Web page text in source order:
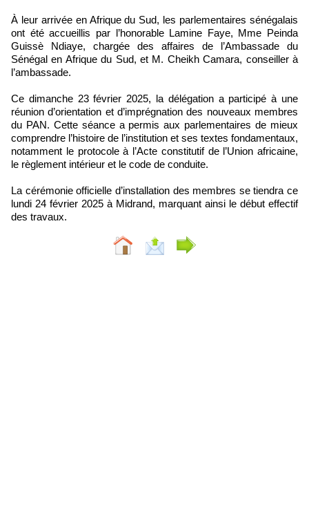
À leur arrivée en Afrique du Sud, les parlementaires sénégalais
ont été accueillis par l’honorable Lamine Faye, Mme Peinda
Guissè Ndiaye, chargée des affaires de l’Ambassade du
Sénégal en Afrique du Sud, et M. Cheikh Camara, conseiller à
l’ambassade.
Ce dimanche 23 février 2025, la délégation a participé à une
réunion d’orientation et d’imprégnation des nouveaux membres
du PAN. Cette séance a permis aux parlementaires de mieux
comprendre l’histoire de l’institution et ses textes fondamentaux,
notamment le protocole à l’Acte constitutif de l’Union africaine,
le règlement intérieur et le code de conduite.
La cérémonie officielle d’installation des membres se tiendra ce
lundi 24 février 2025 à Midrand, marquant ainsi le début effectif
des travaux.